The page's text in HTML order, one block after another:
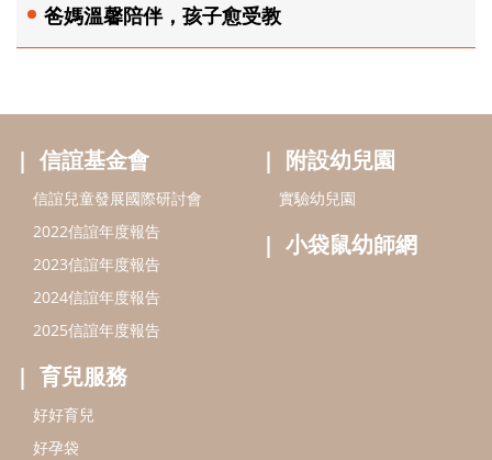
爸媽溫馨陪伴，孩子愈受教
信誼基金會
信誼兒童發展國際研討會
2022信誼年度報告
2023信誼年度報告
2024信誼年度報告
2025信誼年度報告
育兒服務
好好育兒
好孕袋
附設幼兒園
實驗幼兒園
小袋鼠幼師網